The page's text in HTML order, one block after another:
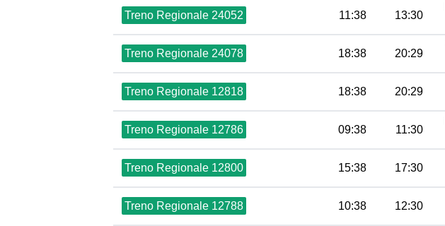
Treno Regionale 24052 11:38 13:30
Treno Regionale 24078 18:38 20:29
Treno Regionale 12818 18:38 20:29
Treno Regionale 12786 09:38 11:30
Treno Regionale 12800 15:38 17:30
Treno Regionale 12788 10:38 12:30